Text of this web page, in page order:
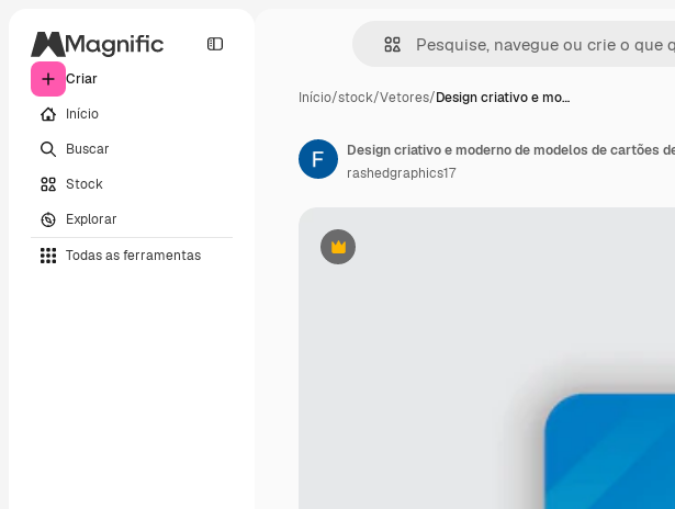
Criar
Início
Buscar
Stock
Explorar
Todas as ferramentas
Início/stock/Vetores/Design criativo e mo…
Premium
rashedgraphics17